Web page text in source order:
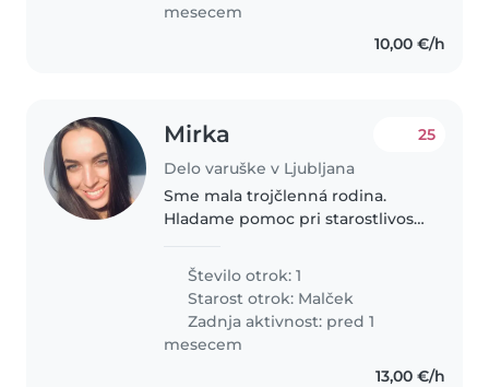
mesecem
10,00 €/h
Mirka
Delo varuške v Ljubljana
25
Sme mala trojčlenná rodina.
Hladame pomoc pri starostlivosti
Število otrok: 1
Starost otrok: Malček
Zadnja aktivnost: pred 1
mesecem
13,00 €/h